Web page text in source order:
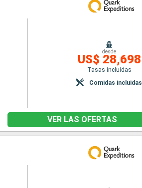
desde
US$ 28,698
Tasas incluidas
Comidas incluidas
VER LAS OFERTAS